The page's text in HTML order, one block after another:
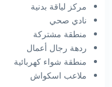
مركز لياقة بدنية
نادي صحي
منطقة مشتركة
ردهة رجال أعمال
منطقة شواء كهربائية
ملاعب اسكواش